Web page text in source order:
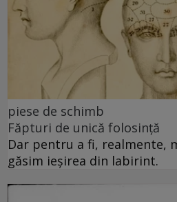
piese de schimb
Făpturi de unică folosință
Dar pentru a fi, realmente,
găsim ieșirea din labirint.